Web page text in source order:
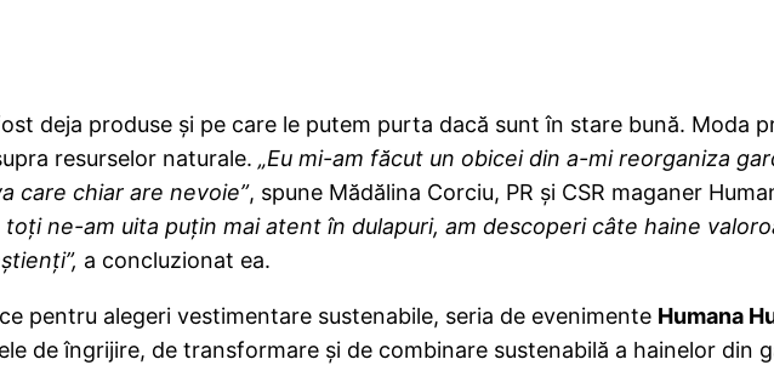
deja produse și pe care le putem purta dacă sunt în stare bună. Moda
resurselor naturale. „Eu mi-am făcut un obicei din a-mi reorganiza
care chiar are nevoie”, spune Mădălina Corciu, PR și CSR maganer
toți ne-am uita puțin mai atent în dulapuri, am descoperi câte haine
a concluzionat ea.
pentru alegeri vestimentare sustenabile, seria de evenimente Humana
de îngrijire, de transformare și de combinare sustenabilă a hainelor din